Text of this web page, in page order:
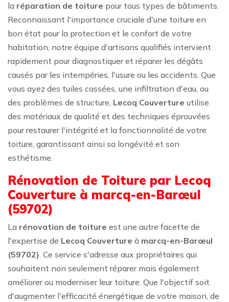
la réparation de toiture pour tous types de bâtiments.
Reconnaissant l'importance cruciale d'une toiture en
bon état pour la protection et le confort de votre
habitation, notre équipe d'artisans qualifiés intervient
rapidement pour diagnostiquer et réparer les dégâts
causés par les intempéries, l'usure ou les accidents. Que
vous ayez des tuiles cassées, une infiltration d'eau, ou
des problèmes de structure, Lecoq Couverture utilise
des matériaux de qualité et des techniques éprouvées
pour restaurer l'intégrité et la fonctionnalité de votre
toiture, garantissant ainsi sa longévité et son
esthétisme.
Rénovation de Toiture par Lecoq
Couverture à marcq-en-Barœul
(59702)
La rénovation de toiture est une autre facette de
l'expertise de Lecoq Couverture à marcq-en-Barœul
(59702). Ce service s'adresse aux propriétaires qui
souhaitent non seulement réparer mais également
améliorer ou moderniser leur toiture. Que l'objectif soit
d'augmenter l'efficacité énergétique de votre maison, de